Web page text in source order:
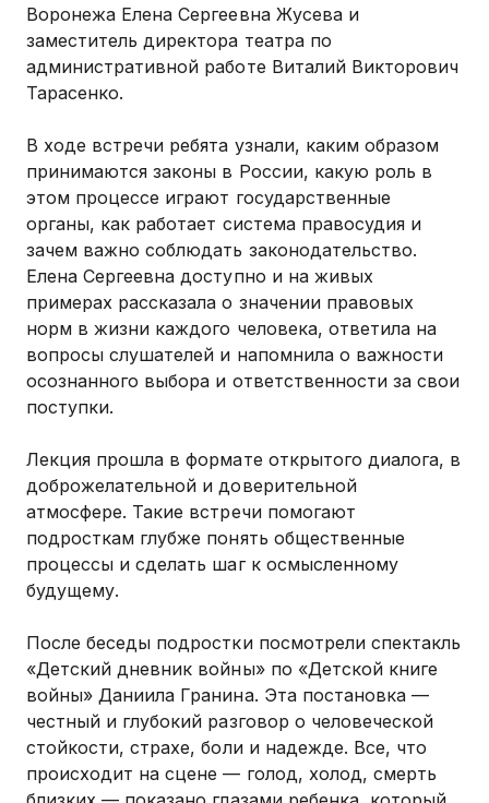
Воронежа Елена Сергеевна Жусева и
заместитель директора театра по
административной работе Виталий Викторович
Тарасенко.
В ходе встречи ребята узнали, каким образом
принимаются законы в России, какую роль в
этом процессе играют государственные
органы, как работает система правосудия и
зачем важно соблюдать законодательство.
Елена Сергеевна доступно и на живых
примерах рассказала о значении правовых
норм в жизни каждого человека, ответила на
вопросы слушателей и напомнила о важности
осознанного выбора и ответственности за свои
поступки.
Лекция прошла в формате открытого диалога, в
доброжелательной и доверительной
атмосфере. Такие встречи помогают
подросткам глубже понять общественные
процессы и сделать шаг к осмысленному
будущему.
После беседы подростки посмотрели спектакль
«Детский дневник войны» по «Детской книге
войны» Даниила Гранина. Эта постановка —
честный и глубокий разговор о человеческой
стойкости, страхе, боли и надежде. Все, что
происходит на сцене — голод, холод, смерть